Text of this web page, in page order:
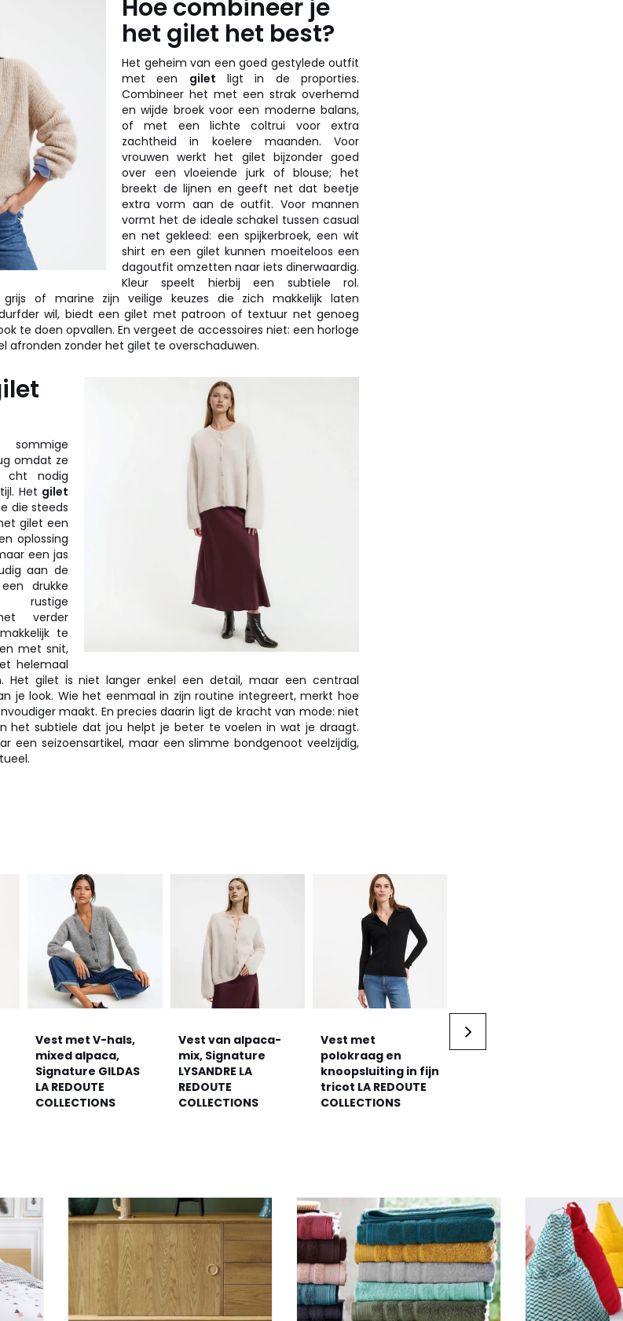
Hoe combineer je
het gilet het best?
Het geheim van een goed gestylede outfit
met een gilet ligt in de proporties.
Combineer het met een strak overhemd
en wijde broek voor een moderne balans,
of met een lichte coltrui voor extra
zachtheid in koelere maanden. Voor
vrouwen werkt het gilet bijzonder goed
over een vloeiende jurk of blouse; het
breekt de lijnen en geeft net dat beetje
extra vorm aan de outfit. Voor mannen
vormt het de ideale schakel tussen casual
en net gekleed: een spijkerbroek, een wit
shirt en een gilet kunnen moeiteloos een
dagoutfit omzetten naar iets dinerwaardig.
Kleur speelt hierbij een subtiele rol.
of marine zijn veilige keuzes die zich makkelijk laten
wil, biedt een gilet met patroon of textuur net genoeg
te doen opvallen. En vergeet de accessoires niet: een horloge
afronden zonder het gilet te overschaduwen.
sommige
omdat ze
cht nodig
Het gilet
die steeds
gilet een
oplossing
een jas
aan de
drukke
verder
te
met snit,
helemaal
Het gilet is niet langer enkel een detail, maar een centraal
je look. Wie het eenmaal in zijn routine integreert, merkt hoe
maakt. En precies daarin ligt de kracht van mode: niet
het subtiele dat jou helpt je beter te voelen in wat je draagt.
een seizoensartikel, maar een slimme bondgenoot veelzijdig,
Vest met V-hals,
mixed alpaca,
Signature GILDAS
LA REDOUTE
COLLECTIONS
Vest van alpaca-
mix, Signature
LYSANDRE LA
REDOUTE
COLLECTIONS
Vest met
polokraag en
knoopsluiting in fijn
tricot LA REDOUTE
COLLECTIONS
Vest met rits, in